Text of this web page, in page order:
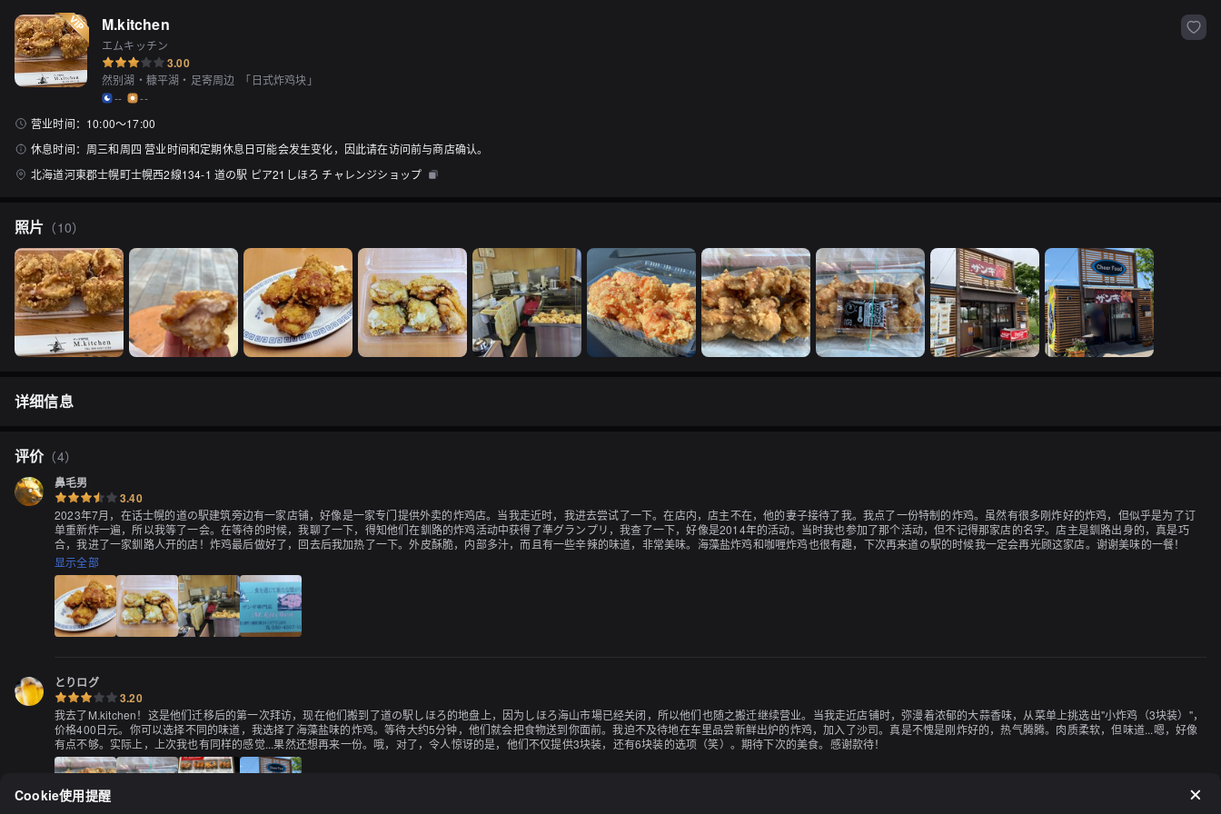
M.kitchen
エムキッチン
3.00
然别湖・糠平湖・足寄周边 「日式炸鸡块 」
--
--
营业时间： 10:00〜17:00
休息时间： 周三和周四 营业时间和定期休息日可能会发生变化，因此请在访问前与商店确认。
北海道河東郡士幌町士幌西2線134-1 道の駅 ピア21しほろ チャレンジショップ
照片 （10）
详细信息
评价（4）
鼻毛男
3.40
2023年7月，在话士幌的道の駅建筑旁边有一家店铺，好像是一家专门提供外卖的炸鸡店。当我走近时，我进去尝试了一下。在店内，店主不在，他的妻子接待了我。我点了一份特制的炸鸡。虽然有很多刚炸好的炸鸡，但似乎是为了订
单重新炸一遍，所以我等了一会。在等待的时候，我聊了一下，得知他们在釧路的炸鸡活动中获得了準グランプリ，我查了一下，好像是2014年的活动。当时我也参加了那个活动，但不记得那家店的名字。店主是釧路出身的，真是巧
合，我进了一家釧路人开的店！炸鸡最后做好了，回去后我加热了一下。外皮酥脆，内部多汁，而且有一些辛辣的味道，非常美味。海藻盐炸鸡和咖喱炸鸡也很有趣，下次再来道の駅的时候我一定会再光顾这家店。谢谢美味的一餐！
显示全部
とりログ
3.20
我去了M.kitchen！这是他们迁移后的第一次拜访，现在他们搬到了道の駅しほろ的地盘上，因为しほろ海山市場已经关闭，所以他们也随之搬迁继续营业。当我走近店铺时，弥漫着浓郁的大蒜香味，从菜单上挑选出"小炸鸡（3块装）"，
价格400日元。你可以选择不同的味道，我选择了海藻盐味的炸鸡。等待大约5分钟，他们就会把食物送到你面前。我迫不及待地在车里品尝新鲜出炉的炸鸡，加入了沙司。真是不愧是刚炸好的，热气腾腾。肉质柔软，但味道...嗯，好像
有点不够。实际上，上次我也有同样的感觉...果然还想再来一份。哦，对了，令人惊讶的是，他们不仅提供3块装，还有6块装的选项（笑）。期待下次的美食。感谢款待！
Cookie使用提醒